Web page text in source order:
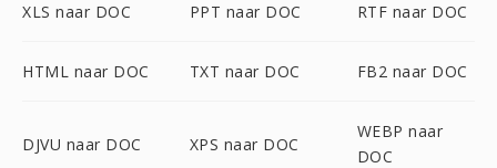
XLS naar DOC PPT naar DOC RTF naar DOC
HTML naar DOC TXT naar DOC FB2 naar DOC
DJVU naar DOC XPS naar DOC
WEBP naar
DOC